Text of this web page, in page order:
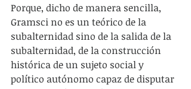
Porque, dicho de manera sencilla,
Gramsci no es un teórico de la
subalternidad sino de la salida de la
subalternidad, de la construcción
histórica de un sujeto social y
político autónomo capaz de disputar